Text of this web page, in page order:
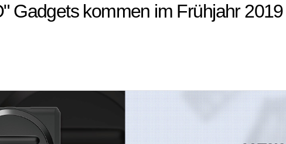
Gadgets kommen im Frühjahr